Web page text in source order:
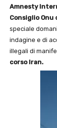
Amnesty
Consiglio
speciale
indagine e di
illegali di
corso Iran.